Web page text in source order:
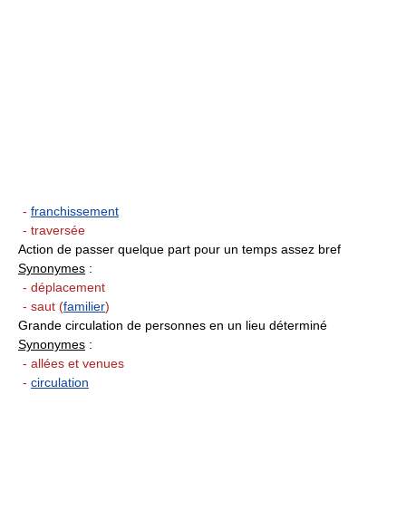
- franchissement
- traversée
Action de passer quelque part pour un temps assez bref
Synonymes :
- déplacement
- saut (familier)
Grande circulation de personnes en un lieu déterminé
Synonymes :
- allées et venues
- circulation